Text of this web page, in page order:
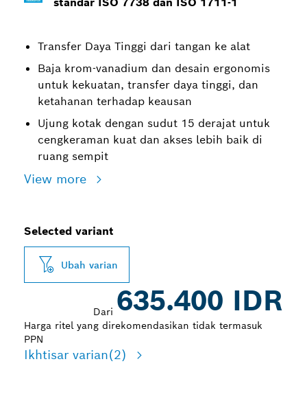
Transfer Daya Tinggi dari tangan ke alat
Baja krom-vanadium dan desain ergonomis
untuk kekuatan, transfer daya tinggi, dan
ketahanan terhadap keausan
Ujung kotak dengan sudut 15 derajat untuk
cengkeraman kuat dan akses lebih baik di
ruang sempit
View more
Selected variant
Ubah varian
Dari 635.400 IDR
Harga ritel yang direkomendasikan tidak termasuk
PPN
Ikhtisar varian(2)